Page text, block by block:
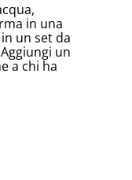
in una
un set da
un
a chi ha